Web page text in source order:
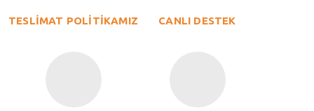
TESLİMAT POLİTİKAMIZ CANLI DESTEK